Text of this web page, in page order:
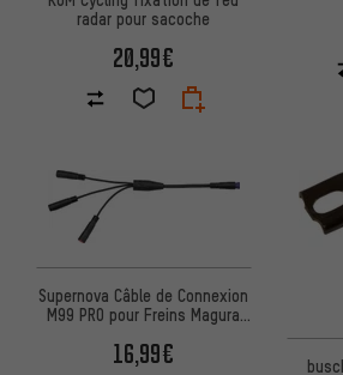
radar pour sacoche
20,99€
Supernova Câble de Connexion
M99 PRO pour Freins Magura
16,99€